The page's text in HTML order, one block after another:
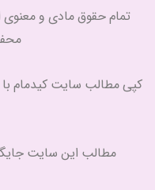
کپی مطالب سایت کیدمام با
مطالب این سایت